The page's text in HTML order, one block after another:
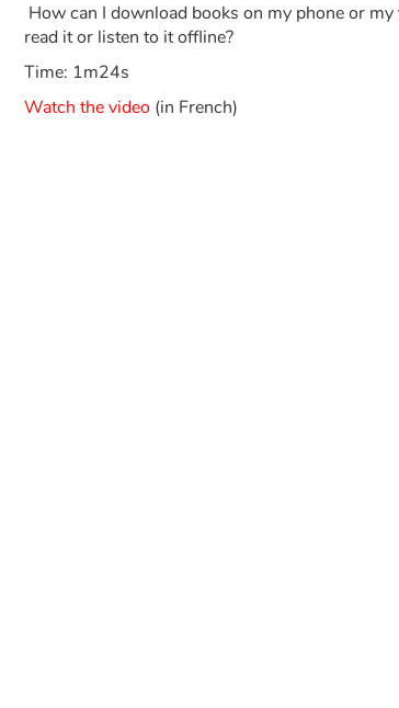
How can I download books on my phone or my
read it or listen to it offline?
Time: 1m24s
Watch the video (in French)